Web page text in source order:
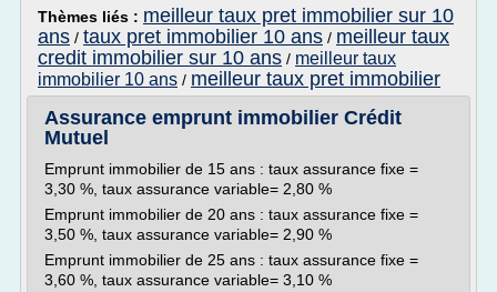
Thèmes liés : meilleur taux pret immobilier sur 10
ans / taux pret immobilier 10 ans / meilleur taux
credit immobilier sur 10 ans / meilleur taux
immobilier 10 ans / meilleur taux pret immobilier
Assurance emprunt immobilier Crédit
Mutuel
Emprunt immobilier de 15 ans : taux assurance fixe =
3,30 %, taux assurance variable= 2,80 %
Emprunt immobilier de 20 ans : taux assurance fixe =
3,50 %, taux assurance variable= 2,90 %
Emprunt immobilier de 25 ans : taux assurance fixe =
3,60 %, taux assurance variable= 3,10 %